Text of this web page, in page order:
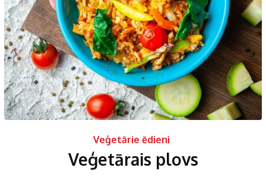
Veģetārie ēdieni
Veģetārais plovs